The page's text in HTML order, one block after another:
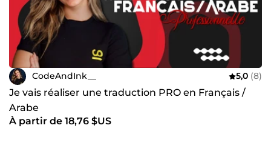
CodeAndInk__ 5,0 (8)
Je vais réaliser une traduction PRO en Français /
Arabe
À partir de 18,76 $US